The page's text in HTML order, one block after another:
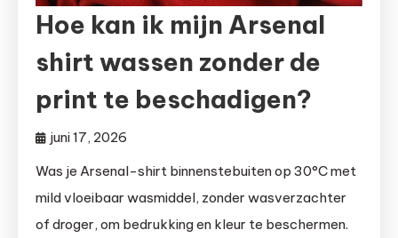
Hoe kan ik mijn Arsenal
shirt wassen zonder de
print te beschadigen?
juni 17, 2026
Was je Arsenal-shirt binnenstebuiten op 30°C met
mild vloeibaar wasmiddel, zonder wasverzachter
of droger, om bedrukking en kleur te beschermen.